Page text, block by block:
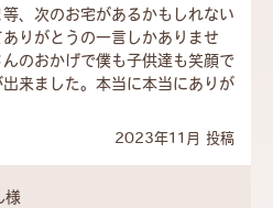
、次のお宅があるかもしれない
りがとうの一言しかありませ
のおかげで僕も子供達も笑顔で
来ました。本当に本当にありが
2023年11月 投稿
様